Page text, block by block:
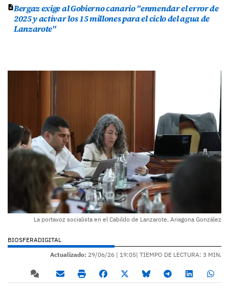
Bergaz exige al Gobierno canario "enmendar el error de
2025 y activar los 15 millones para el ciclo del agua de
Lanzarote"
La portavoz socialista en el Cabildo de Lanzarote, Ariagona González
BIOSFERADIGITAL
Actualizado: 29/06/26 | 19:05| TIEMPO DE LECTURA: 3 MIN.